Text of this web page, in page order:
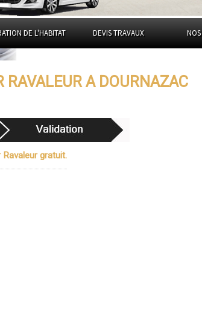
DE L'HABITAT DEVIS TRAVAUX
RAVALEUR A DOURNAZAC
Ravaleur gratuit.